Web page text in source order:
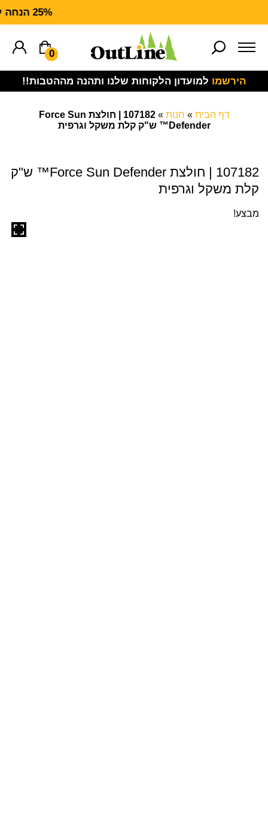
25% הנחה על ציוד מנדף CARHARTT FORCE
0
הירשמו למועדון הלקוחות שלנו ותהנה מההטבות!!
דף הבית » חנות »
107182 | חולצת Force Sun
Defender™ ש"ק קלת משקל וגרפית
107182 | חולצת Force Sun Defender™ ש"ק
קלת משקל וגרפית
מבצע!